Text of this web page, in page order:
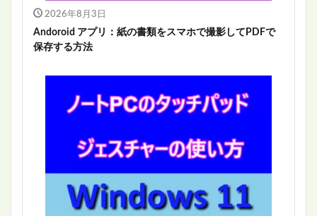
2026年8月3日
Andoroid アプリ：紙の書類をスマホで撮影してPDFで
保存する方法